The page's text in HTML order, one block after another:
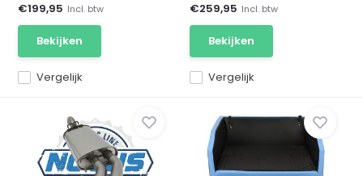
Vergelijk
€199,95 Incl. btw
Bekijken
Vergelijk
€259,95 Incl. btw
Bekijken